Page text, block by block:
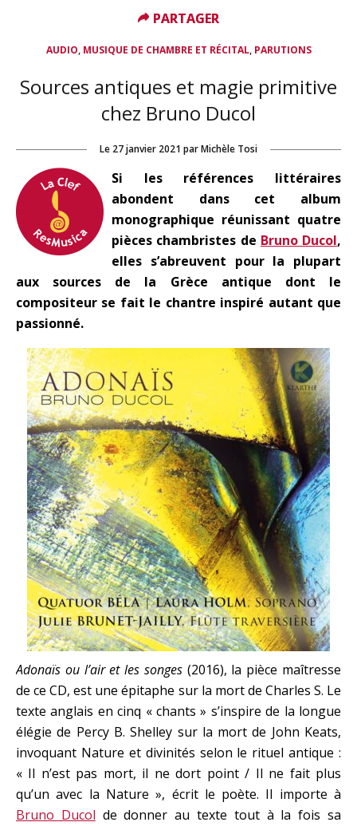
AUDIO, MUSIQUE DE CHAMBRE ET RÉCITAL, PARUTIONS
Sources antiques et magie primitive
chez Bruno Ducol
Le 27 janvier 2021 parMichèle Tosi
Si les références littéraires
abondent dans cet album
monographique réunissant quatre
pièces chambristes de Bruno Ducol,
elles s’abreuvent pour la plupart
aux sources de la Grèce antique dont le
compositeur se fait le chantre inspiré autant que
passionné.
Adonaïs ou l’air et les songes(2016), la pièce maîtresse
de ce CD, est une épitaphe sur la mort de Charles S. Le
texte anglais en cinq « chants » s’inspire de la longue
élégie de Percy B. Shelley sur la mort de John Keats,
invoquant Nature et divinités selon le rituel antique :
« Il n’est pas mort, il ne dort point / Il ne fait plus
qu’un avec la Nature », écrit le poète. Il importe à
Bruno Ducol de donner au texte tout à la fois sa
PARTAGER
PARTAGER